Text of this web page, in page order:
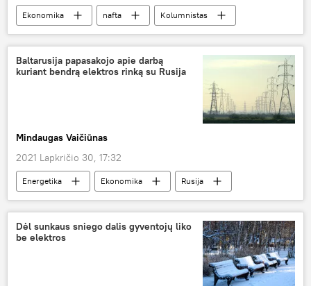
Ekonomika nafta Kolumnistas
Baltarusija papasakojo apie darbą
kuriant bendrą elektros rinką su Rusija
Mindaugas Vaičiūnas
2021 Lapkričio 30, 17:32
Energetika Ekonomika
Rusija
Baltarusija
elektra
Dėl sunkaus sniego dalis gyventojų liko
be elektros